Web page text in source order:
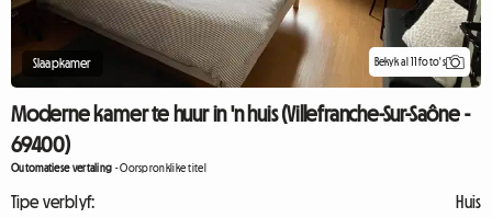
Slaapkamer Bekyk al 11 foto's
Moderne kamer te huur in 'n huis (Villefranche-Sur-Saône -
69400)
Outomatiese vertaling -Oorspronklike titel
Tipe verblyf:
Huis